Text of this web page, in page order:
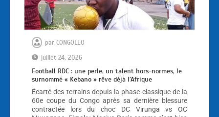
par CONGOLEO
juillet 24, 2026
Football RDC : une perle, un talent hors-normes, le
surnommé « Kebano » rêve déjà l’Afrique
Écarté des terrains depuis la phase classique de la
60e coupe du Congo après sa dernière blessure
contractée lors du choc DC Virunga vs OC